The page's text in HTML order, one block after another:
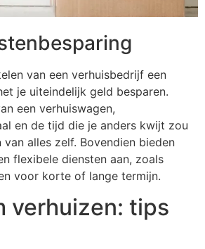
van een verhuisbedrijf een
je uiteindelijk geld besparen.
een verhuiswagen,
en de tijd die je anders kwijt zou
van alles zelf. Bovendien bieden
flexibele diensten aan, zoals
voor korte of lange termijn.
verhuizen: tips